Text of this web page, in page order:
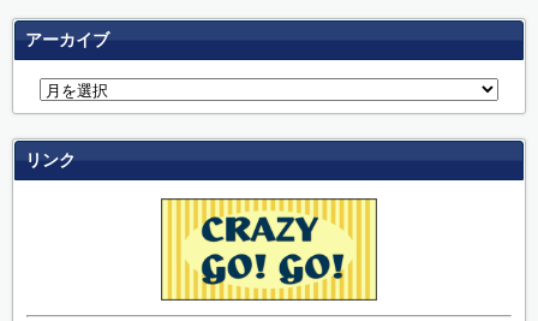
アーカイブ
リンク